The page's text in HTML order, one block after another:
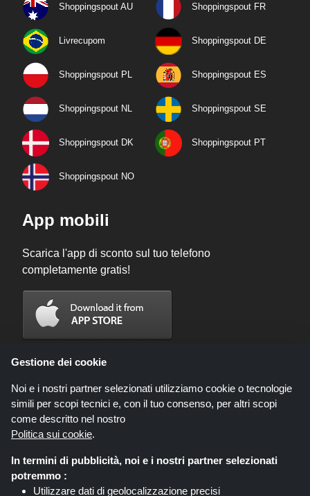
Shoppingspout AU Shoppingspout FR
Livrecupom Shoppingspout DE
Shoppingspout PL Shoppingspout ES
Shoppingspout NL Shoppingspout SE
Shoppingspout DK Shoppingspout PT
Shoppingspout NO
App mobili
Scarica l'app di sconto sul tuo telefono
completamente gratis!
Codicegratuito.it è un sito web all'interno del quale potrai trovare migliaia di
Gestione dei cookie
Noi e i nostri partner selezionati utilizziamo cookie o tecnologie
simili per scopi tecnici e, con il tuo consenso, per altri scopi
come descritto nel nostro
Politica sui cookie.
In termini di pubblicità, noi e i nostri partner selezionati
potremmo :
Utilizzare dati di geolocalizzazione precisi